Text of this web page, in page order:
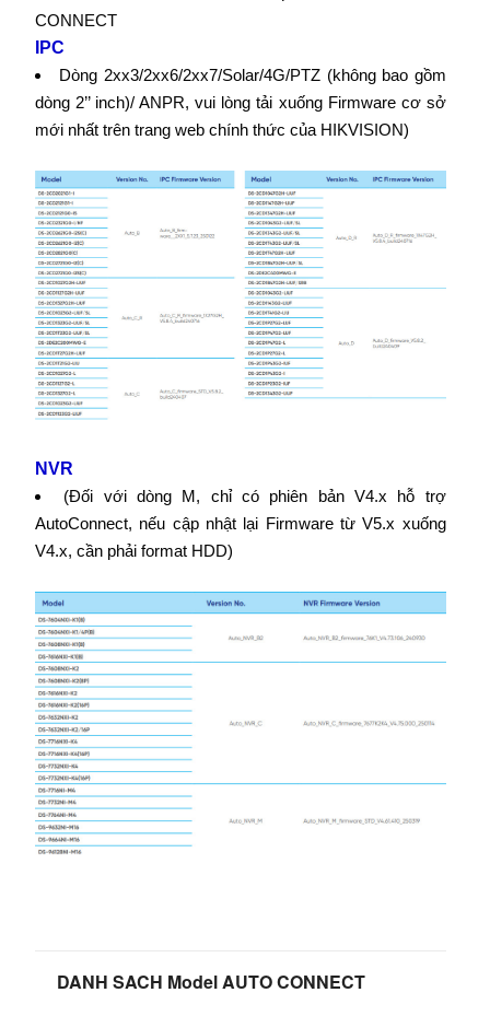
CONNECT
IPC
Dòng 2xx3/2xx6/2xx7/Solar/4G/PTZ (không bao gồm
dòng 2’’ inch)/ ANPR, vui lòng tải xuống Firmware cơ sở
mới nhất trên trang web chính thức của HIKVISION)
NVR
(Đối với dòng M, chỉ có phiên bản V4.x hỗ trợ
AutoConnect, nếu cập nhật lại Firmware từ V5.x xuống
V4.x, cần phải format HDD)
DANH SACH Model AUTO CONNECT